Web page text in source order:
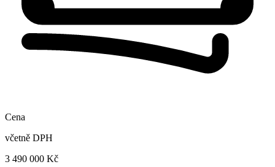
Cena
včetně DPH
3 490 000 Kč